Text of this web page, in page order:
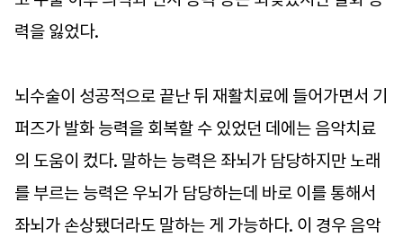
력을 잃었다.
뇌수술이 성공적으로 끝난 뒤 재활치료에 들어가면서 기
퍼즈가 발화 능력을 회복할 수 있었던 데에는 음악치료
의 도움이 컸다. 말하는 능력은 좌뇌가 담당하지만 노래
를 부르는 능력은 우뇌가 담당하는데 바로 이를 통해서
좌뇌가 손상됐더라도 말하는 게 가능하다. 이 경우 음악